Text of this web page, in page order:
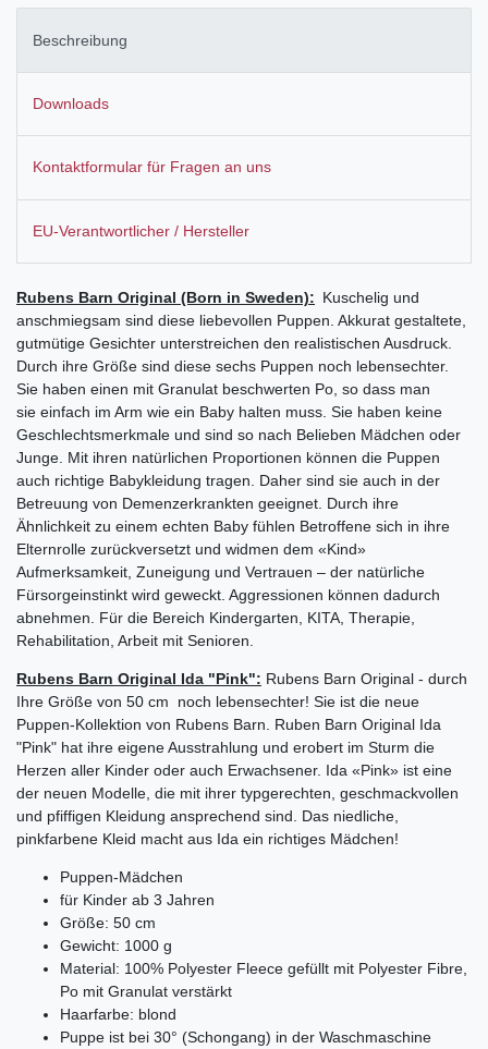
Beschreibung
Downloads
Kontaktformular für Fragen an uns
EU-Verantwortlicher / Hersteller
Rubens Barn Original (Born in Sweden): Kuschelig und
anschmiegsam sind diese liebevollen Puppen. Akkurat gestaltete,
gutmütige Gesichter unterstreichen den realistischen Ausdruck.
Durch ihre Größe sind diese sechs Puppen noch lebensechter.
Sie haben einen mit Granulat beschwerten Po, so dass man
sie einfach im Arm wie ein Baby halten muss. Sie haben keine
Geschlechtsmerkmale und sind so nach Belieben Mädchen oder
Junge. Mit ihren natürlichen Proportionen können die Puppen
auch richtige Babykleidung tragen. Daher sind sie auch in der
Betreuung von Demenzerkrankten geeignet. Durch ihre
Ähnlichkeit zu einem echten Baby fühlen Betroffene sich in ihre
Elternrolle zurückversetzt und widmen dem «Kind»
Aufmerksamkeit, Zuneigung und Vertrauen – der natürliche
Fürsorgeinstinkt wird geweckt. Aggressionen können dadurch
abnehmen. Für die Bereich Kindergarten, KITA, Therapie,
Rehabilitation, Arbeit mit Senioren.
Rubens Barn Original Ida "Pink": Rubens Barn Original - durch
Ihre Größe von 50 cm noch lebensechter! Sie ist die neue
Puppen-Kollektion von Rubens Barn. Ruben Barn Original Ida
"Pink" hat ihre eigene Ausstrahlung und erobert im Sturm die
Herzen aller Kinder oder auch Erwachsener. Ida «Pink» ist eine
der neuen Modelle, die mit ihrer typgerechten, geschmackvollen
und pfiffigen Kleidung ansprechend sind. Das niedliche,
pinkfarbene Kleid macht aus Ida ein richtiges Mädchen!
Puppen-Mädchen
für Kinder ab 3 Jahren
Größe: 50 cm
Gewicht: 1000 g
Material: 100% Polyester Fleece gefüllt mit Polyester Fibre,
Po mit Granulat verstärkt
Haarfarbe: blond
Puppe ist bei 30° (Schongang) in der Waschmaschine